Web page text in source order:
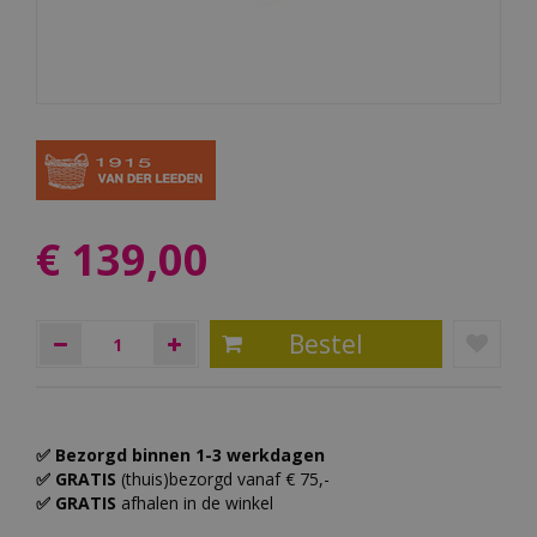
€ 139,00
✅ Bezorgd binnen 1-3 werkdagen
✅ GRATIS (thuis)bezorgd vanaf € 75,-
✅ GRATIS afhalen in de winkel